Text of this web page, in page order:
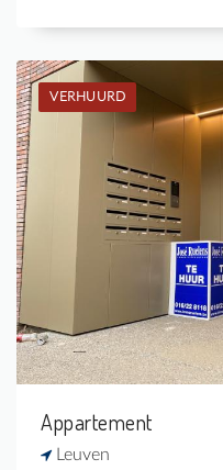
VERHUURD
1
1
Appartement
Leuven